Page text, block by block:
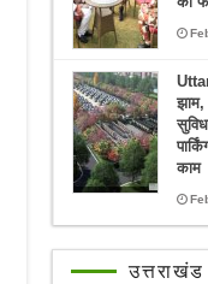
झाम,
काम